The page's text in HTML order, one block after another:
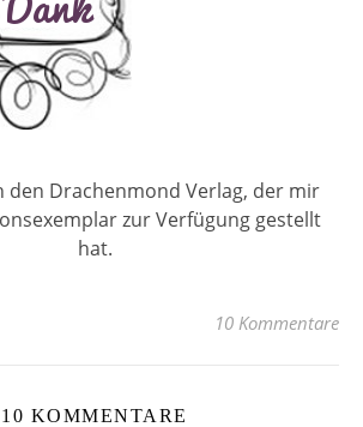
den Drachenmond Verlag, der mir
zur Verfügung gestellt
hat.
10 Kommentare
10 KOMMENTARE